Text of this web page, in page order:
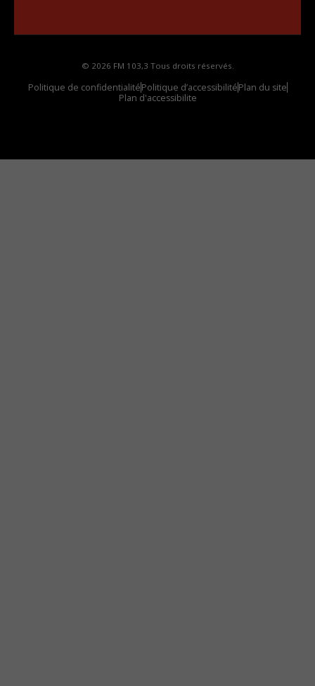
© 2026 FM 103,3 Tous droits réservés.
Politique de confidentialitéPolitique d’accessibilitéPlan du site
Plan d'accessibilite